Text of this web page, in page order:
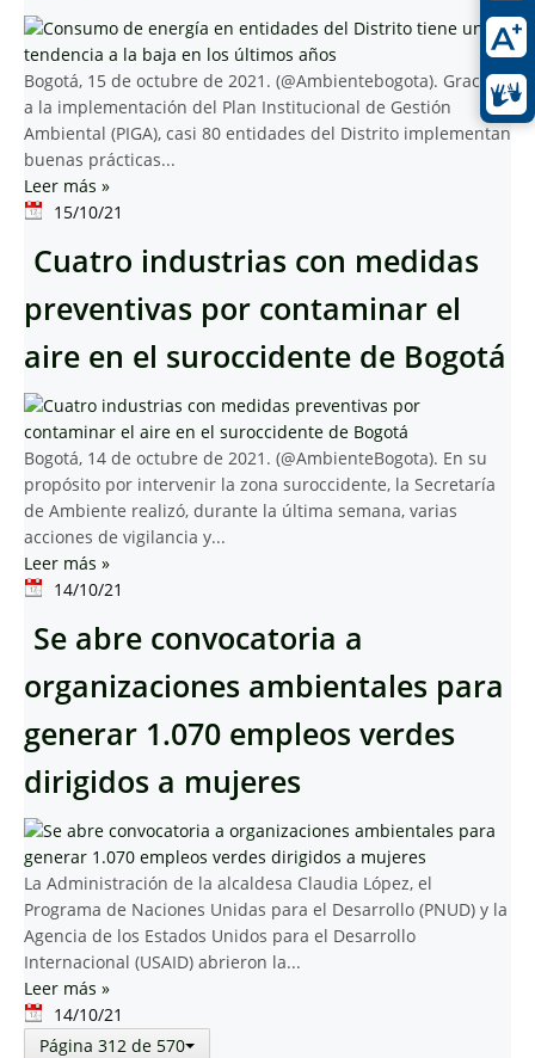
Bogotá, 15 de octubre de 2021. (@Ambientebogota). Gracias
a la implementación del Plan Institucional de Gestión
Ambiental (PIGA), casi 80 entidades del Distrito implementan
buenas prácticas...
Leer más »
15/10/21
Cuatro industrias con medidas
preventivas por contaminar el
aire en el suroccidente de Bogotá
Bogotá, 14 de octubre de 2021. (@AmbienteBogota). En su
propósito por intervenir la zona suroccidente, la Secretaría
de Ambiente realizó, durante la última semana, varias
acciones de vigilancia y...
Leer más »
14/10/21
Se abre convocatoria a
organizaciones ambientales para
generar 1.070 empleos verdes
dirigidos a mujeres
La Administración de la alcaldesa Claudia López, el
Programa de Naciones Unidas para el Desarrollo (PNUD) y la
Agencia de los Estados Unidos para el Desarrollo
Internacional (USAID) abrieron la...
Leer más »
14/10/21
Página 312 de 570